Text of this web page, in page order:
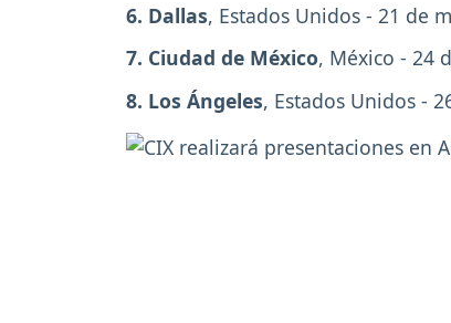
6. Dallas, Estados Unidos - 21 de
7. Ciudad de México, México - 24
8. Los Ángeles, Estados Unidos -